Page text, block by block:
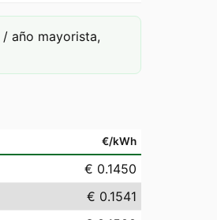
año mayorista,
€/kWh
€ 0.1450
€ 0.1541